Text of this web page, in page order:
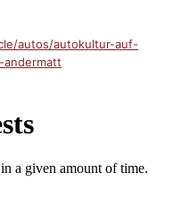
autos/autokultur-auf-